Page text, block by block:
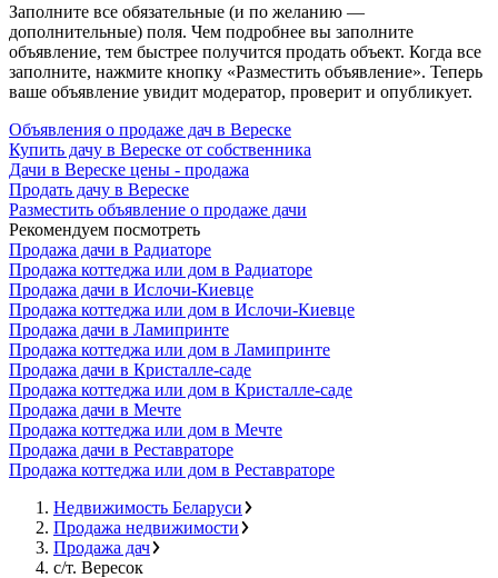
Заполните все обязательные (и по желанию —
дополнительные) поля. Чем подробнее вы заполните
объявление, тем быстрее получится продать объект. Когда все
заполните, нажмите кнопку «Разместить объявление». Теперь
ваше объявление увидит модератор, проверит и опубликует.
Объявления о продаже дач в Вереске
Купить дачу в Вереске от собственника
Дачи в Вереске цены - продажа
Продать дачу в Вереске
Разместить объявление о продаже дачи
Рекомендуем посмотреть
Продажа дачи в Радиаторе
Продажа коттеджа или дом в Радиаторе
Продажа дачи в Ислочи-Киевце
Продажа коттеджа или дом в Ислочи-Киевце
Продажа дачи в Ламипринте
Продажа коттеджа или дом в Ламипринте
Продажа дачи в Кристалле-саде
Продажа коттеджа или дом в Кристалле-саде
Продажа дачи в Мечте
Продажа коттеджа или дом в Мечте
Продажа дачи в Реставраторе
Продажа коттеджа или дом в Реставраторе
Недвижимость Беларуси
Продажа недвижимости
Продажа дач
с/т. Вересок